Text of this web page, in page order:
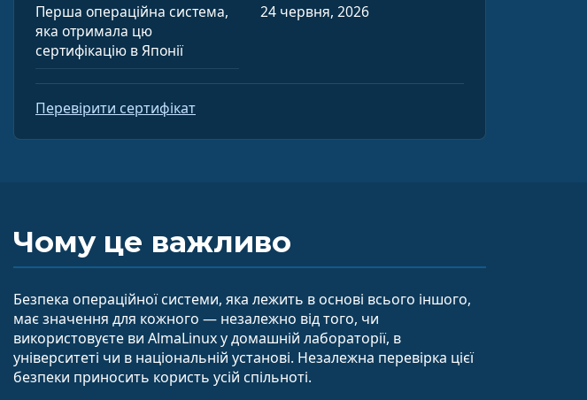
Перша операційна система,
яка отримала цю
сертифікацію в Японії
24 червня, 2026
Перевірити сертифікат
Чому це важливо
Безпека операційної системи, яка лежить в основі всього іншого,
має значення для кожного — незалежно від того, чи
використовуєте ви AlmaLinux у домашній лабораторії, в
університеті чи в національній установі. Незалежна перевірка цієї
безпеки приносить користь усій спільноті.